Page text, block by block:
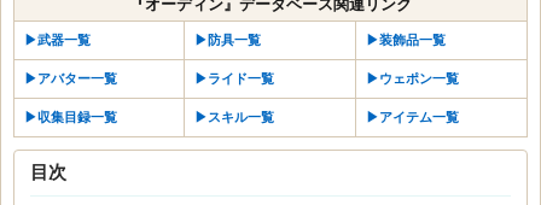
『オーディン』データベース関連リンク
▶︎武器一覧 ▶︎防具一覧 ▶︎装飾品一覧
▶︎アバター一覧 ▶︎ライド一覧 ▶︎ウェポン一覧
▶︎収集目録一覧 ▶︎スキル一覧 ▶︎アイテム一覧
目次